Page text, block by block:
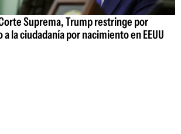
Suprema, Trump restringe por
la ciudadanía por nacimiento en EEUU